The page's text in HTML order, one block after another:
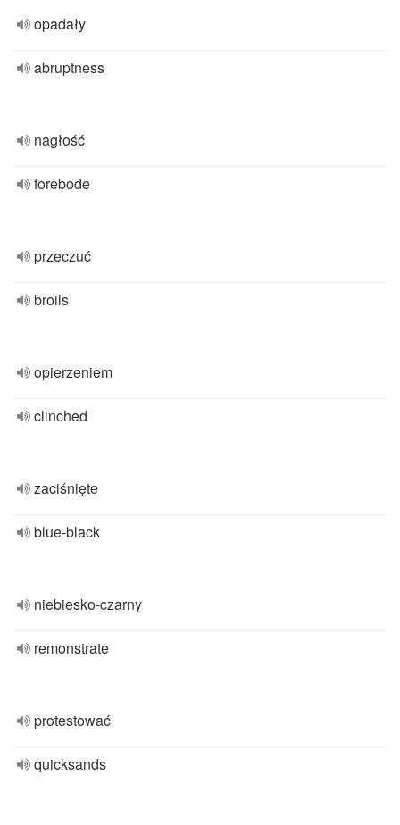
opadały
abruptness
nagłość
forebode
przeczuć
broils
opierzeniem
clinched
zaciśnięte
blue-black
niebiesko-czarny
remonstrate
protestować
quicksands